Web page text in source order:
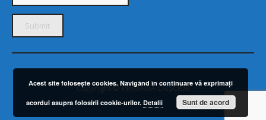
Copyright © PRIMARIA CRIȘCIOR
Acest site foloseşte cookies. Navigând în continuare vă exprimaţi
acordul asupra folosirii cookie-urilor. Detalii Sunt de acord